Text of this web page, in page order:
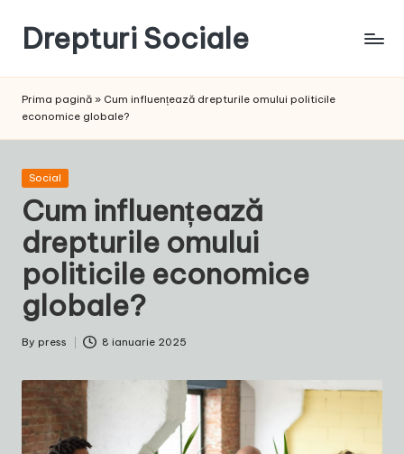
content
Drepturi Sociale
Sociale:
Schimbarea
Noastră!
Prima pagină » Cum influențează drepturile omului politicile
economice globale?
Posted
Social
Cum influențează
drepturile omului
politicile economice
globale?
Posted
By press 8 ianuarie 2025